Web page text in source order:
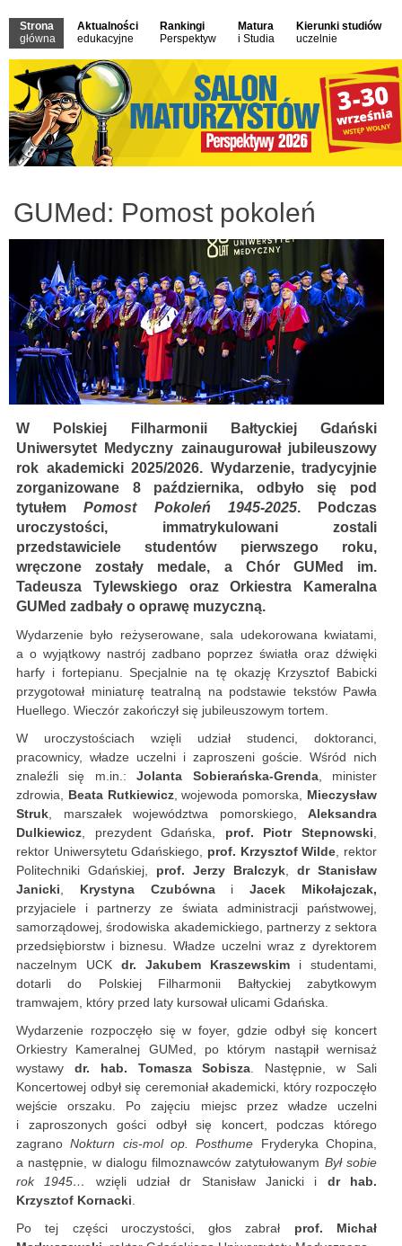
Strona
główna
Aktualności
edukacyjne
Rankingi
Perspektyw
Matura
i Studia
Kierunki studiów
uczelnie
GUMed: Pomost pokoleń
W Polskiej Filharmonii Bałtyckiej Gdański
Uniwersytet Medyczny zainaugurował jubileuszowy
rok akademicki 2025/2026. Wydarzenie, tradycyjnie
zorganizowane 8 października, odbyło się pod
tytułemPomost Pokoleń 1945-2025. Podczas
uroczystości, immatrykulowani zostali
przedstawiciele studentów pierwszego roku,
wręczone zostały medale, a Chór GUMed im.
Tadeusza Tylewskiego oraz Orkiestra Kameralna
GUMed zadbały o oprawę muzyczną.
Wydarzenie było reżyserowane, sala udekorowana kwiatami,
a o wyjątkowy nastrój zadbano poprzez światła oraz dźwięki
harfy i fortepianu. Specjalnie na tę okazję Krzysztof Babicki
przygotował miniaturę teatralną na podstawie tekstów Pawła
Huellego. Wieczór zakończył się jubileuszowym tortem.
W uroczystościach wzięli udział studenci, doktoranci,
pracownicy, władze uczelni i zaproszeni goście. Wśród nich
znaleźli się m.in.:Jolanta Sobierańska-Grenda, minister
zdrowia,
Beata Rutkiewicz, wojewoda pomorska, Mieczysław
Struk , marszałek województwa pomorskiego, Aleksandra
Dulkiewicz , prezydent Gdańska, prof. Piotr Stepnowski
rektor Uniwersytetu Gdańskiego, prof. Krzysztof Wilde , rektor
Politechniki Gdańskiej, prof. Jerzy Bralczyk
dr Stanisław
Janicki
Krystyna Czubówna iJacek Mikołajczak,
przyjaciele i partnerzy ze świata administracji państwowej,
samorządowej, środowiska akademickiego, partnerzy z sektora
przedsiębiorstw i biznesu. Władze uczelni wraz z dyrektorem
naczelnym UCK dr. Jakubem Kraszewskim i studentami,
dotarli do Polskiej Filharmonii Bałtyckiej zabytkowym
tramwajem, który przed laty kursował ulicami Gdańska.
Wydarzenie rozpoczęło się w foyer, gdzie odbył się koncert
Orkiestry Kameralnej GUMed, po którym nastąpił wernisaż
wystawy dr. hab. Tomasza Sobisza . Następnie, w Sali
Koncertowej odbył się ceremoniał akademicki, który rozpoczęło
wejście orszaku. Po zajęciu miejsc przez władze uczelni
i zaproszonych gości odbył się koncert, podczas którego
zagranoNokturn cis-mol op. Posthume Fryderyka Chopina,
a następnie, w dialogu filmoznawców zatytułowanym Był sobie
rok 1945…
wzięli udział dr Stanisław Janicki i dr hab.
Krzysztof Kornacki
Po tej części uroczystości, głos zabrał prof. Michał